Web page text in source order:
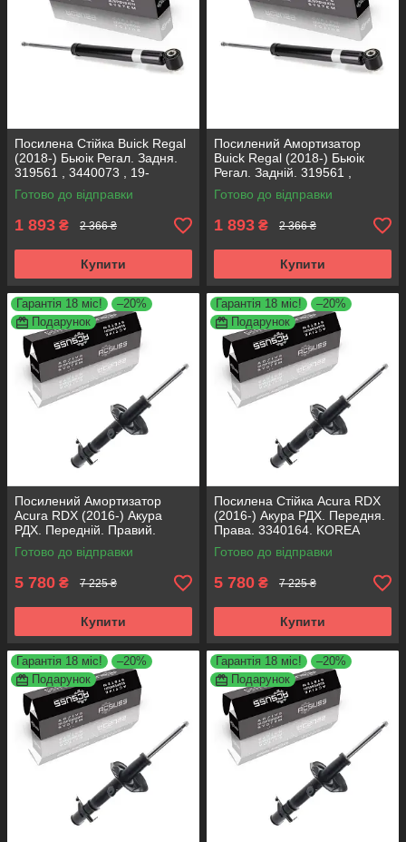
Посилена Стійка Buick Regal
(2018-) Бьюік Регал. Задня.
319561 , 3440073 , 19-
280615. KOREA Аксусс!
Готово до відправки
1 893 ₴ 2 366 ₴
Купити
Посилений Амортизатор
Buick Regal (2018-) Бьюік
Регал. Задній. 319561 ,
3440073 , 19-280615. KOREA
Аксусс!
Готово до відправки
1 893 ₴ 2 366 ₴
Купити
Гарантія 18 міс!
–20%
Подарунок
Посилений Амортизатор
Acura RDX (2016-) Акура
РДХ. Передній. Правий.
3340164. KOREA Аксусс!
Готово до відправки
5 780 ₴ 7 225 ₴
Купити
Гарантія 18 міс!
–20%
Подарунок
Посилена Стійка Acura RDX
(2016-) Акура РДХ. Передня.
Права. 3340164. KOREA
Аксусс!
Готово до відправки
5 780 ₴ 7 225 ₴
Купити
Гарантія 18 міс!
–20%
Подарунок
Гарантія 18 міс!
–20%
Подарунок